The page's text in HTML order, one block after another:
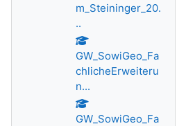
m_Steininger_20.
..
GW_SowiGeo_Fa
chlicheErweiteru
n...
GW_SowiGeo_Fa